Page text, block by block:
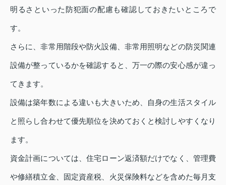
明るさといった防犯面の配慮も確認しておきたいところで
す。
さらに、非常用階段や防火設備、非常用照明などの防災関連
設備が整っているかを確認すると、万一の際の安心感が違っ
てきます。
設備は築年数による違いも大きいため、自身の生活スタイル
と照らし合わせて優先順位を決めておくと検討しやすくなり
ます。
資金計画については、住宅ローン返済額だけでなく、管理費
や修繕積立金、固定資産税、火災保険料などを含めた毎月支